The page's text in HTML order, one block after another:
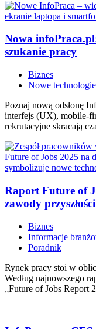
Nowa
szukanie pracy
Biznes
Nowe technologie
Poznaj nową odsłonę
interfejs (UX), mobile-
rekrutacyjne skracają
Raport Future of
zawody
Biznes
Informacje
Poradnik
Rynek pracy stoi w
Według najnowszego
„Future of Jobs Report